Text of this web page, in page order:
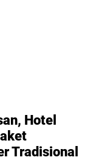
Hotel
Tradisional